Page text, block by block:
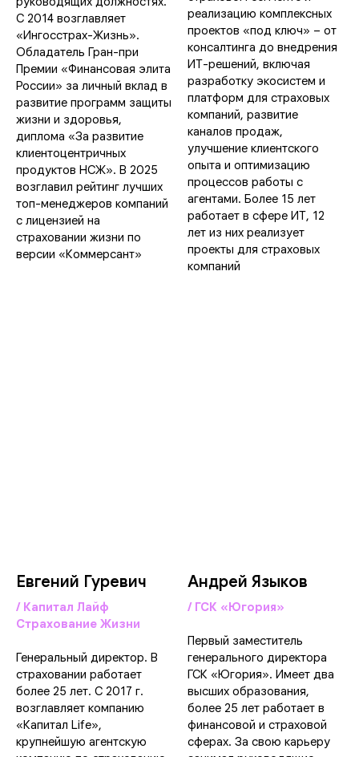
С 2014 возглавляет
«Ингосстрах-Жизнь».
Обладатель Гран-при
Премии «Финансовая элита
России» за личный вклад в
развитие программ защиты
жизни и здоровья,
диплома «За развитие
клиентоцентричных
продуктов НСЖ». В 2025
возглавил рейтинг лучших
топ-менеджеров компаний
с лицензией на
страховании жизни по
версии «Коммерсант»
реализацию комплексных
проектов «под ключ» – от
консалтинга до внедрения
ИТ-решений, включая
разработку экосистем и
платформ для страховых
компаний, развитие
каналов продаж,
улучшение клиентского
опыта и оптимизацию
процессов работы с
агентами. Более 15 лет
работает в сфере ИТ, 12
лет из них реализует
проекты для страховых
компаний
Евгений Гуревич
/ Капитал Лайф
Страхование Жизни
Генеральный директор. В
страховании работает
более 25 лет. С 2017 г.
возглавляет компанию
«Капитал Life»,
крупнейшую агентскую
Андрей Языков
/ ГСК «Югория»
Первый заместитель
генерального директора
ГСК «Югория». Имеет два
высших образования,
более 25 лет работает в
финансовой и страховой
сферах. За свою карьеру